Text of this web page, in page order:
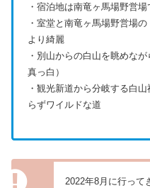
・宿泊地は南竜ヶ馬場野営
・室堂と南竜ヶ馬場野営場
より綺麗
・別山からの白山を眺めな
真っ白）
・観光新道から分岐する白
らずワイルドな道
2022年8月に行って